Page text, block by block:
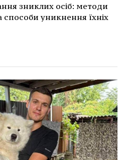
зниклих осіб: методи
способи уникнення їхніх